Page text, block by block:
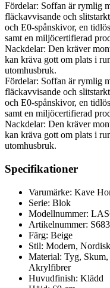
Fördelar: Soffan är rymlig
fläckavvisande och
och E0-spånskivor, en
samt en miljöcertifierad
Nackdelar: Den kräver
kan kräva gott om plats i
utomhusbruk.
Fördelar: Soffan är rymlig
fläckavvisande och
och E0-spånskivor, en
samt en miljöcertifierad
Nackdelar: Den kräver
kan kräva gott om plats i
utomhusbruk.
Specifikationer
Varumärke: Kave
Serie: Blok
Modellnummer:
Artikelnummer:
Färg: Beige
Stil: Modern, Nordisk
Material: Tyg, Skum,
Akrylfibrer
Huvudfinish: Klädd